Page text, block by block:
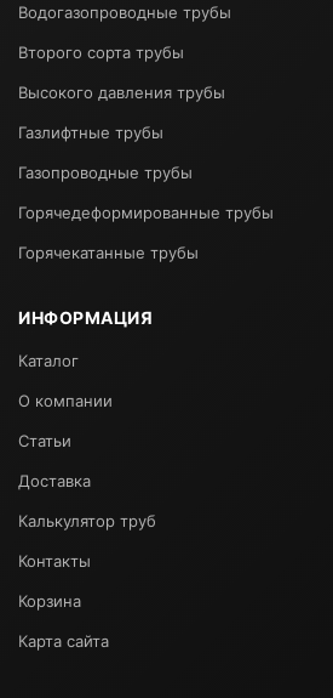
Водогазопроводные трубы
Второго сорта трубы
Высокого давления трубы
Газлифтные трубы
Газопроводные трубы
Горячедеформированные трубы
Горячекатанные трубы
ИНФОРМАЦИЯ
Каталог
О компании
Статьи
Доставка
Калькулятор труб
Контакты
Корзина
Карта сайта